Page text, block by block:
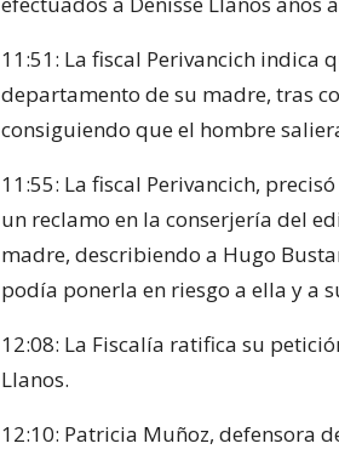
11:51: La fiscal Perivancich indica
departamento de su madre, tras
consiguiendo que el hombre
11:55: La fiscal Perivancich,
un reclamo en la conserjería del
madre, describiendo a Hugo
podía ponerla en riesgo a ella y a
12:08: La Fiscalía ratifica su
Llanos.
12:10: Patricia Muñoz, defensora